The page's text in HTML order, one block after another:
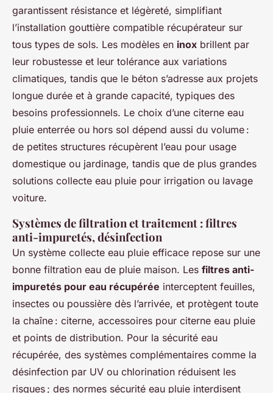
garantissent résistance et légèreté, simplifiant
l’installation gouttière compatible récupérateur sur
tous types de sols. Les modèles en inox brillent par
leur robustesse et leur tolérance aux variations
climatiques, tandis que le béton s’adresse aux projets
longue durée et à grande capacité, typiques des
besoins professionnels. Le choix d’une citerne eau
pluie enterrée ou hors sol dépend aussi du volume :
de petites structures récupèrent l’eau pour usage
domestique ou jardinage, tandis que de plus grandes
solutions collecte eau pluie pour irrigation ou lavage
voiture.
Systèmes de filtration et traitement : filtres
anti-impuretés, désinfection
Un système collecte eau pluie efficace repose sur une
bonne filtration eau de pluie maison. Les filtres anti-
impuretés pour eau récupérée interceptent feuilles,
insectes ou poussière dès l’arrivée, et protègent toute
la chaîne : citerne, accessoires pour citerne eau pluie
et points de distribution. Pour la sécurité eau
récupérée, des systèmes complémentaires comme la
désinfection par UV ou chlorination réduisent les
risques ; des normes sécurité eau pluie interdisent